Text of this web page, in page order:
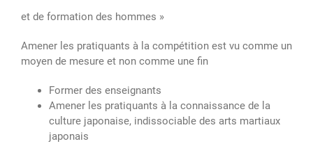
et de formation des hommes »
Amener les pratiquants à la compétition est vu comme un
moyen de mesure et non comme une fin
Former des enseignants
Amener les pratiquants à la connaissance de la
culture japonaise, indissociable des arts martiaux
japonais